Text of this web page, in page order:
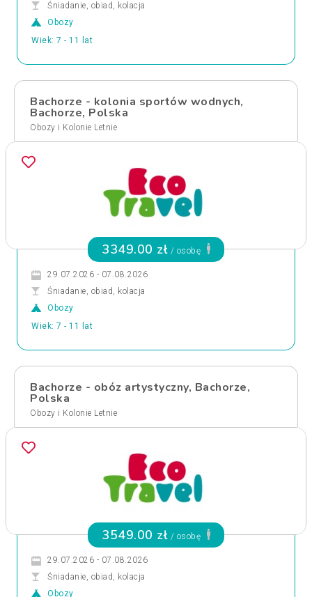
Śniadanie, obiad, kolacja
Obozy
Wiek: 7 - 11 lat
Bachorze - kolonia sportów wodnych,
Bachorze, Polska
Obozy i Kolonie Letnie
3349.00 zł / osobę
29.07.2026 - 07.08.2026
Śniadanie, obiad, kolacja
Obozy
Wiek: 7 - 11 lat
Bachorze - obóz artystyczny, Bachorze,
Polska
Obozy i Kolonie Letnie
3549.00 zł / osobę
29.07.2026 - 07.08.2026
Śniadanie, obiad, kolacja
Obozy